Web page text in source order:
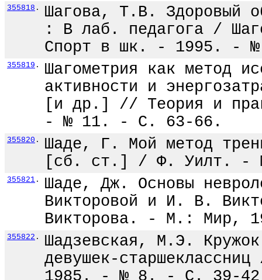
355818 .
Шагова, Т.В. Здоровый
: В лаб. педагога /
Спорт в шк. - 1995. -
355819 .
Шагометрия как метод
активности и
[и др.] // Теория и
- № 11. - С. 63-66.
355820 .
Шаде, Г. Мой метод
[сб. ст.] / Ф. Уилт. -
355821 .
Шаде, Дж. Основы
Викторовой и И. В.
Викторова. - М.: Мир,
355822 .
Шадзевская, М.Э. Кружок
девушек-